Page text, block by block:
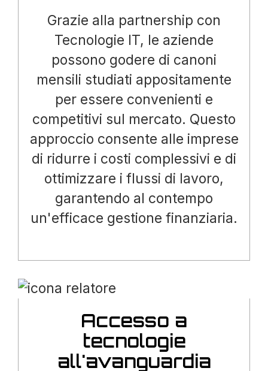
Grazie alla partnership con
Tecnologie IT, le aziende
possono godere di canoni
mensili studiati appositamente
per essere convenienti e
competitivi sul mercato. Questo
approccio consente alle imprese
di ridurre i costi complessivi e di
ottimizzare i flussi di lavoro,
garantendo al contempo
un'efficace gestione finanziaria.
Accesso a
tecnologie
all'avanguardia